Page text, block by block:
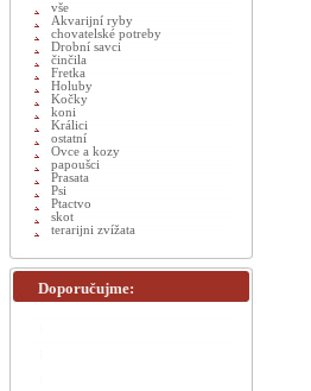
vše
Akvarijní ryby
chovatelské potreby
Drobní savci
činčila
Fretka
Holuby
Kočky
koni
Králici
ostatní
Ovce a kozy
papoušci
Prasata
Psi
Ptactvo
skot
terarijni zvížata
Doporučujme: